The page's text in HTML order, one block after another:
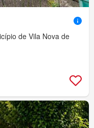
de Vila Nova de